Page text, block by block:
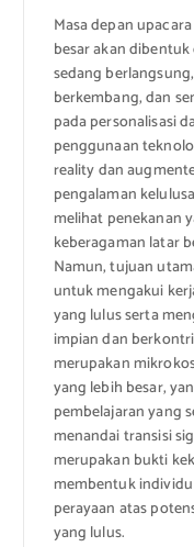
Masa depan
besar akan
sedang
berkembang, dan
pada personalisasi
penggunaan
reality dan
pengalaman
melihat penekanan
keberagaman latar
Namun, tujuan
untuk mengakui
yang lulus serta
impian dan
merupakan
yang lebih besar,
pembelajaran yang
menandai transisi
merupakan bukti
membentuk
perayaan atas
yang lulus.